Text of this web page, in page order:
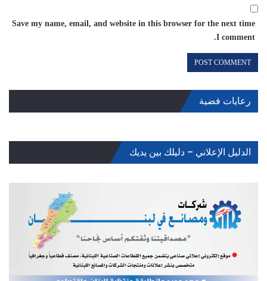
Save my name, email, and website in this browser for the next time
I comment.
رعايات فضية
الدليل الإعلاني – دليلك بين يديك